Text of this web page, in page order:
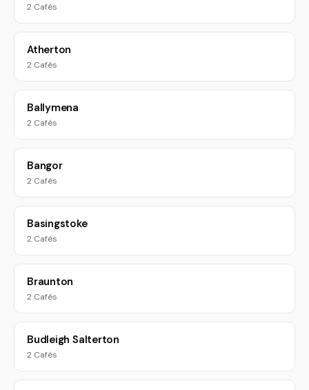
2 Cafés
Atherton
2 Cafés
Ballymena
2 Cafés
Bangor
2 Cafés
Basingstoke
2 Cafés
Braunton
2 Cafés
Budleigh Salterton
2 Cafés